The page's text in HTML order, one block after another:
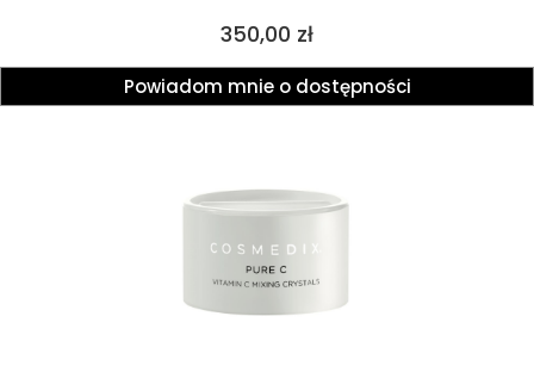
Cena
350,00 zł
Powiadom mnie o dostępności